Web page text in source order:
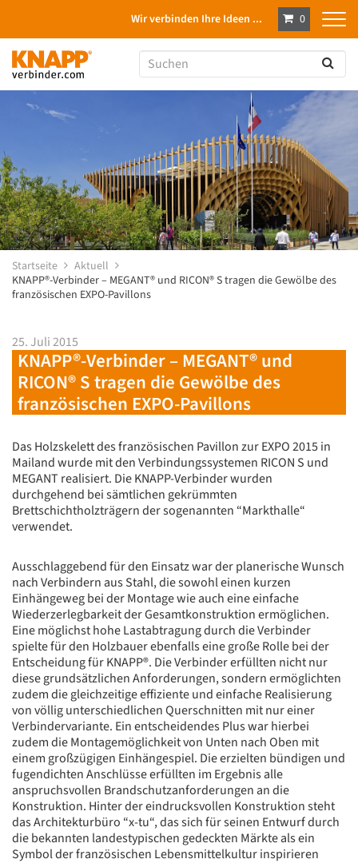
Wir verbinden Ihre Ideen ... 0
Startseite
Aktuell
KNAPP®-Verbinder – MEGANT® und RICON® S tragen die Gewölbe des
französischen EXPO-Pavillons
25. Juli 2015
KNAPP®-Verbinder – MEGANT® und
RICON® S tragen die Gewölbe des
französischen EXPO-Pavillons
Das Holzskelett des französischen Pavillon zur EXPO 2015 in
Mailand wurde mit den Verbindungssystemen RICON S und
MEGANT realisiert. Die KNAPP-Verbinder wurden
durchgehend bei sämtlichen gekrümmten
Brettschichtholzträgern der sogenannten “Markthalle“
verwendet.
Ausschlaggebend für den Einsatz war der planerische Wunsch
nach Verbindern aus Stahl, die sowohl einen kurzen
Einhängeweg bei der Montage wie auch eine einfache
Wiederzerlegbarkeit der Gesamtkonstruktion ermöglichen.
Eine möglichst hohe Lastabtragung durch die Verbinder
spielte für den Holzbauer ebenfalls eine große Rolle bei der
Entscheidung für KNAPP®. Die Verbinder erfüllten nicht nur
diese grundsätzlichen Anforderungen, sondern ermöglichten
zudem die gleichzeitige effiziente und einfache Realisierung
von völlig unterschiedlichen Querschnitten mit nur einer
Verbindervariante. Ein entscheidendes Plus war hierbei
zudem die Montagemöglichkeit von Unten nach Oben mit
einem großzügigen Einhängespiel. Die erzielten bündigen und
fugendichten Anschlüsse erfüllten im Ergebnis alle
anspruchsvollen Brandschutzanforderungen an die
Konstruktion. Hinter der eindrucksvollen Konstruktion steht
das Architekturbüro “x-tu“, das sich für seinen Entwurf durch
die bekannten landestypischen gedeckten Märkte als ein
Symbol der französischen Lebensmittelkultur inspirieren